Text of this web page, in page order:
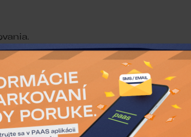
nedeľné časy spoplatnenia
počas nedeľných večerov, ktorý
parkovacie kapacity pre rezidentov a
15.3.2026 zaviedli spoplatnenie